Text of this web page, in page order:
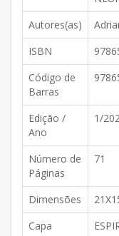
Autores(as)
ISBN
Código de
Barras
Edição /
Ano
1/
Número de
Páginas
71
Dimensões
Capa